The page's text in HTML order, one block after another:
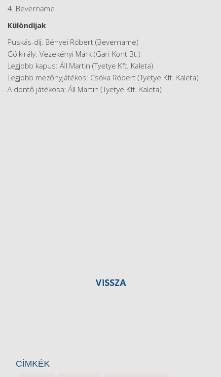
4. Bevername
Különdíjak
Puskás-díj: Bényei Róbert (Bevername)
Gólkirály: Vezekényi Márk (Gari-Kont Bt.)
Legjobb kapus: Áll Martin (Tyetye Kft. Kaleta)
Legjobb mezőnyjátékos: Csóka Róbert (Tyetye Kft. Kaleta)
A döntő játékosa: Áll Martin (Tyetye Kft. Kaleta)
VISSZA
CÍMKÉK